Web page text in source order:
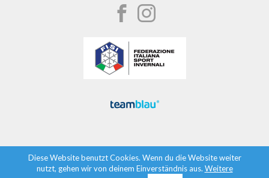
Diese Website benutzt Cookies. Wenn du die Website weiter
nutzt, gehen wir von deinem Einverständnis aus. Weitere